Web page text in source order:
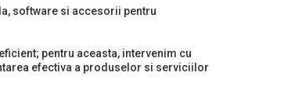
software si accesorii pentru
pentru aceasta, intervenim cu
efectiva a produselor si serviciilor